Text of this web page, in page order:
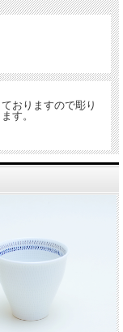
おりますので彫り
す。